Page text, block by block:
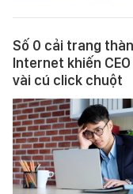
Số 0 cải trang
Internet khiến
vài cú click chuột